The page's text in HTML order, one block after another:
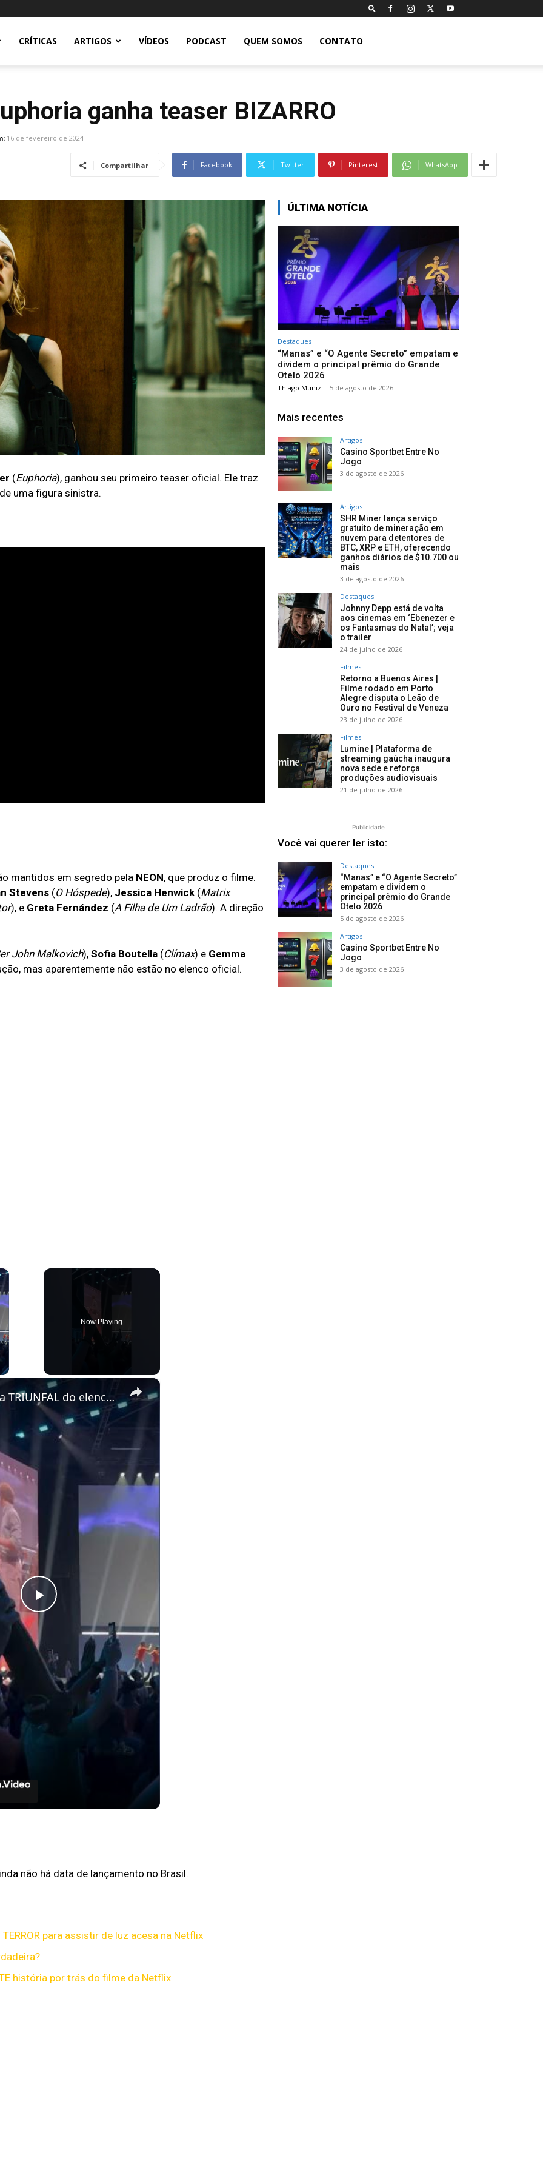
CRÍTICAS ARTIGOS VÍDEOS PODCAST QUEM SOMOS CONTATO
ganha teaser BIZARRO
16 de fevereiro de 2024
Compartilhar Facebook Twitter Pinterest WhatsApp
(Euphoria), ganhou seu primeiro teaser oficial. Ele traz
uma figura sinistra.
mantidos em segredo pela NEON, que produz o filme.
Stevens (O Hóspede), Jessica Henwick (Matrix
), e Greta Fernández (A Filha de Um Ladrão). A direção
John Malkovich), Sofia Boutella (Clímax) e Gemma
mas aparentemente não estão no elenco oficial.
×
Video
Now Playing
×
Play
Video
A entrada TRIUNFAL do elenco de PERCY JACKSON no Palco Thunder da #ccxp25.
não há data de lançamento no Brasil.
para assistir de luz acesa na Netflix
história por trás do filme da Netflix
ÚLTIMA NOTÍCIA
Destaques
“Manas” e “O Agente Secreto” empatam e
dividem o principal prêmio do Grande
Otelo 2026
Thiago Muniz - 5 de agosto de 2026
Mais recentes
Artigos
Casino Sportbet Entre No
Jogo
3 de agosto de 2026
Artigos
SHR Miner lança serviço
gratuito de mineração em
nuvem para detentores de
BTC, XRP e ETH, oferecendo
ganhos diários de $10.700 ou
mais
3 de agosto de 2026
Destaques
Johnny Depp está de volta
aos cinemas em ‘Ebenezer e
os Fantasmas do Natal’; veja
o trailer
24 de julho de 2026
Filmes
Retorno a Buenos Aires |
Filme rodado em Porto
Alegre disputa o Leão de
Ouro no Festival de Veneza
23 de julho de 2026
Filmes
Lumine | Plataforma de
streaming gaúcha inaugura
nova sede e reforça
produções audiovisuais
21 de julho de 2026
Publicidade
Você vai querer ler isto:
Destaques
“Manas” e “O Agente Secreto”
empatam e dividem o
principal prêmio do Grande
Otelo 2026
5 de agosto de 2026
Artigos
Casino Sportbet Entre No
Jogo
3 de agosto de 2026